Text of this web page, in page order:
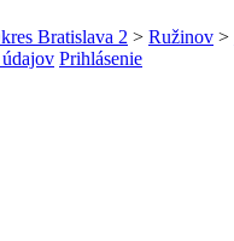
Bratislava 2 > Ružinov >
Prihlásenie